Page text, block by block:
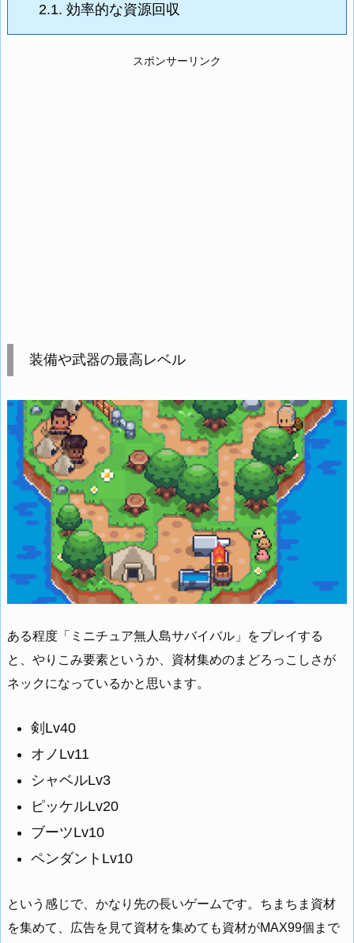
2.1. 効率的な資源回収
スポンサーリンク
装備や武器の最高レベル
ある程度「ミニチュア無人島サバイバル」をプレイする
と、やりこみ要素というか、資材集めのまどろっこしさが
ネックになっているかと思います。
剣Lv40
オノLv11
シャベルLv3
ピッケルLv20
ブーツLv10
ペンダントLv10
という感じで、かなり先の長いゲームです。ちまちま資材
を集めて、広告を見て資材を集めても資材がMAX99個まで